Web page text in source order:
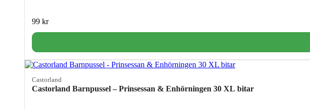
99 kr
Castorland
Castorland Barnpussel – Prinsessan & Enhörningen 30 XL bitar